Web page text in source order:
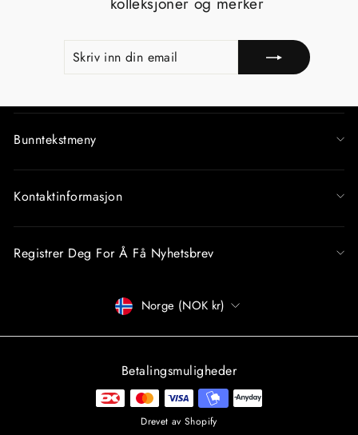
DIN
Bunntekstmeny
Kontaktinformasjon
Registrer Deg For Å Få Nyhetsbrev
Betalingsmåter
Norge (NOK kr)
Betalingsmuligheder
Drevet av Shopify